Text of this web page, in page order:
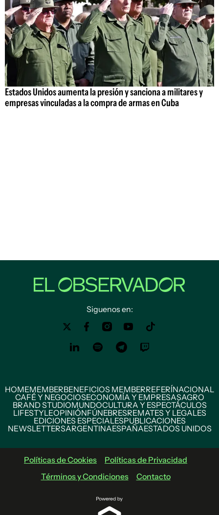
Estados Unidos aumenta la presión y sanciona a militares y
empresas vinculadas a la compra de armas en Cuba
Siguenos en:
HOMEMEMBERBENEFICIOS MEMBERREFERÍNACIONAL
CAFÉ Y NEGOCIOSECONOMÍA Y EMPRESASAGRO
BRAND STUDIOMUNDOCULTURA Y ESPECTÁCULOS
LIFESTYLEOPINIÓNFÚNEBRESREMATES Y LEGALES
EDICIONES ESPECIALESPUBLICACIONES
NEWSLETTERSARGENTINAESPAÑAESTADOS UNIDOS
Políticas de Cookies
Políticas de Privacidad
Términos y Condiciones
Contacto